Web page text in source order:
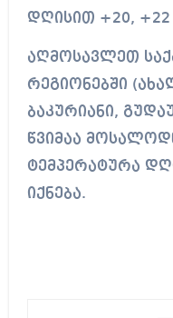
დღისით +20, +22
აღმოსავლეთ
რეგიონებში
ბაკურიანი,
წვიმაა
ტემპერატურა
იქნება.